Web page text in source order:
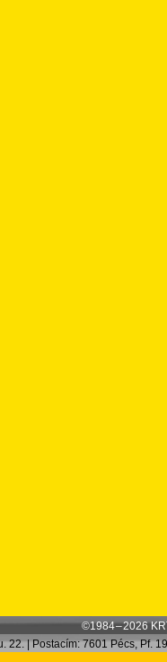
©1984 – 2026
22. | Postacím: 7601 Pécs, Pf.